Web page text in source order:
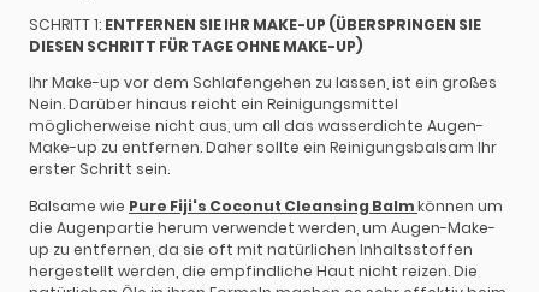
SCHRITT 1: ENTFERNEN SIE IHR MAKE-UP (ÜBERSPRINGEN SIE
DIESEN SCHRITT FÜR TAGE OHNE MAKE-UP)
Ihr Make-up vor dem Schlafengehen zu lassen, ist ein großes
Nein. Darüber hinaus reicht ein Reinigungsmittel
möglicherweise nicht aus, um all das wasserdichte Augen-
Make-up zu entfernen. Daher sollte ein Reinigungsbalsam Ihr
erster Schritt sein.
Balsame wie Pure Fiji's Coconut Cleansing Balmkönnen um
die Augenpartie herum verwendet werden, um Augen-Make-
up zu entfernen, da sie oft mit natürlichen Inhaltsstoffen
hergestellt werden, die empfindliche Haut nicht reizen. Die